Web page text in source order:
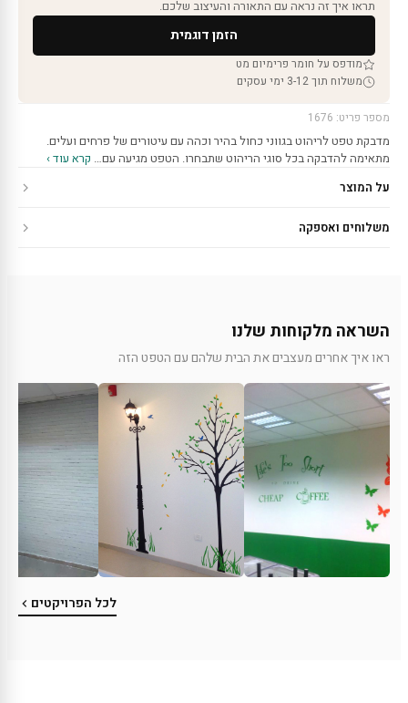
תראו איך זה נראה עם התאורה והעיצוב שלכם.
הזמן דוגמית
מודפס על חומר פרימיום מט
משלוח תוך 3-12 ימי עסקים
מספר פריט: 1676
מדבקת טפט לריהוט בגווני כחול בהיר וכהה עם עיטורים של פרחים ועלים.
מתאימה להדבקה בכל סוגי הריהוט שתבחרו. הטפט מגיעה עם… קרא עוד ›
על המוצר
משלוחים ואספקה
השראה מלקוחות שלנו
ראו איך אחרים מעצבים את הבית שלהם עם הטפט הזה
לכל הפרויקטים